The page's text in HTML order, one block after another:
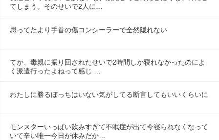
てしまう。そのせいで2人に…
思ってたより手首の傷コンシーラーで全然隠れない
てか、毒親に振り回されたせいで2時間しか寝れなかったのによ
く派遣行ったよねって感じ …
わたしに勝るぼっちはいない気がしてる断言してもいいくらいに
モンスターいっぱい飲みすぎて不眠症が出て今寝られなくなって
いて辛い唯一今日が休みだか…